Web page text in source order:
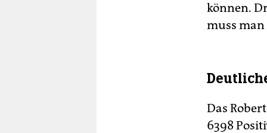
können.
muss
Das
6398